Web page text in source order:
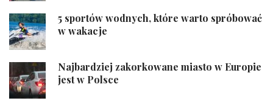
5 sportów wodnych, które warto spróbować
w wakacje
Najbardziej zakorkowane miasto w Europie
jest w Polsce